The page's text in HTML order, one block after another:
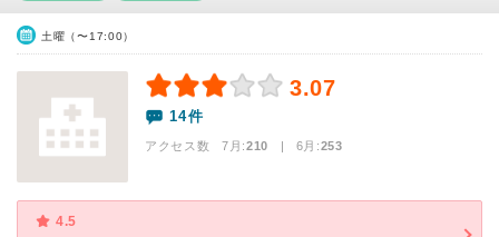
土曜（〜17:00）
3.07
14件
アクセス数 7月:210 | 6月:253
4.5